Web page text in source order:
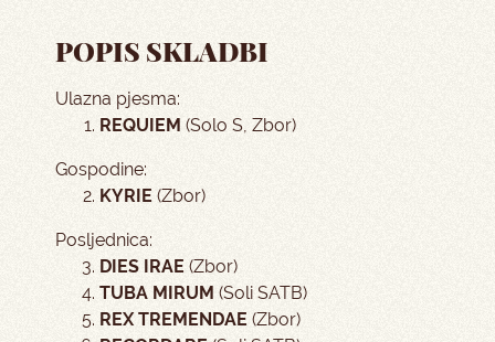
POPIS SKLADBI
Ulazna pjesma:
REQUIEM (Solo S, Zbor)
Gospodine:
KYRIE (Zbor)
Posljednica:
DIES IRAE (Zbor)
TUBA MIRUM (Soli SATB)
REX TREMENDAE (Zbor)